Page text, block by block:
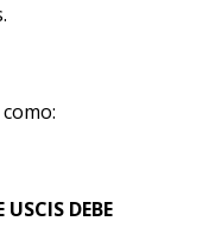
DEBE